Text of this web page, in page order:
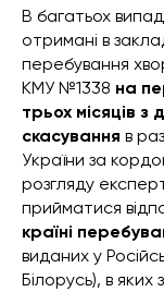
В багатьох
отримані в
перебування
КМУ №1338 на
трьох місяців
скасування в
України за
розгляду
прийматися
країні
виданих у
Білорусь), в